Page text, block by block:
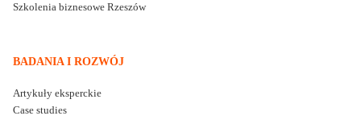
Szkolenia biznesowe Rzeszów
BADANIA I ROZWÓJ
Artykuły eksperckie
Case studies